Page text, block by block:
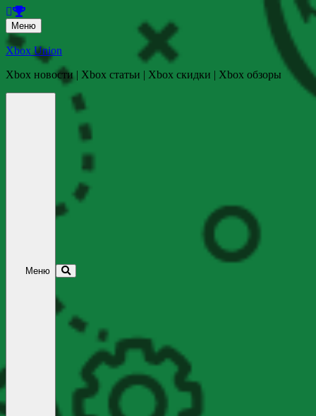
Меню Перейти
к
содержанию
Xbox Union
Xbox новости | Xbox статьи | Xbox скидки | Xbox обзоры
Меню
Перейти
к
содержанию